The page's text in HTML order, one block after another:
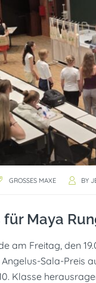
GROSSES MAXE BY
Maya
am Freitag, den
Sala-Preis
Klasse